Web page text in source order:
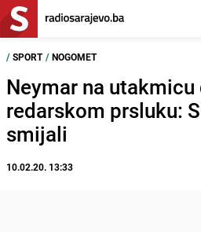
/ SPORT / NOGOMET
Neymar na utakmicu
redarskom prsluku:
smijali
10.02.20. 13:33